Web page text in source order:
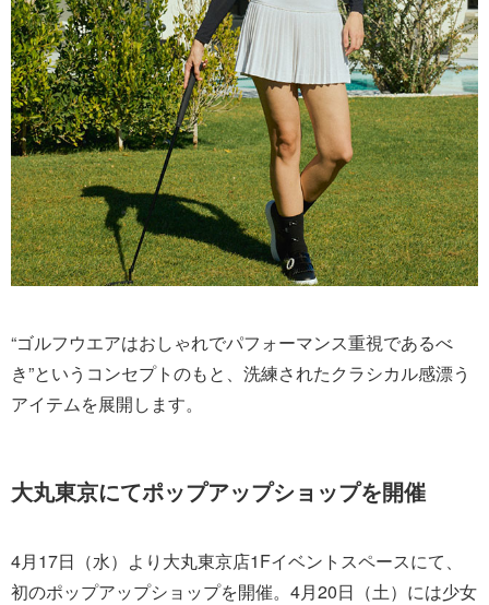
“ゴルフウエアはおしゃれでパフォーマンス重視であるべ
き”というコンセプトのもと、洗練されたクラシカル感漂う
アイテムを展開します。
大丸東京にてポップアップショップを開催
4月17日（水）より大丸東京店1Fイベントスペースにて、
初のポップアップショップを開催。4月20日（土）には少女